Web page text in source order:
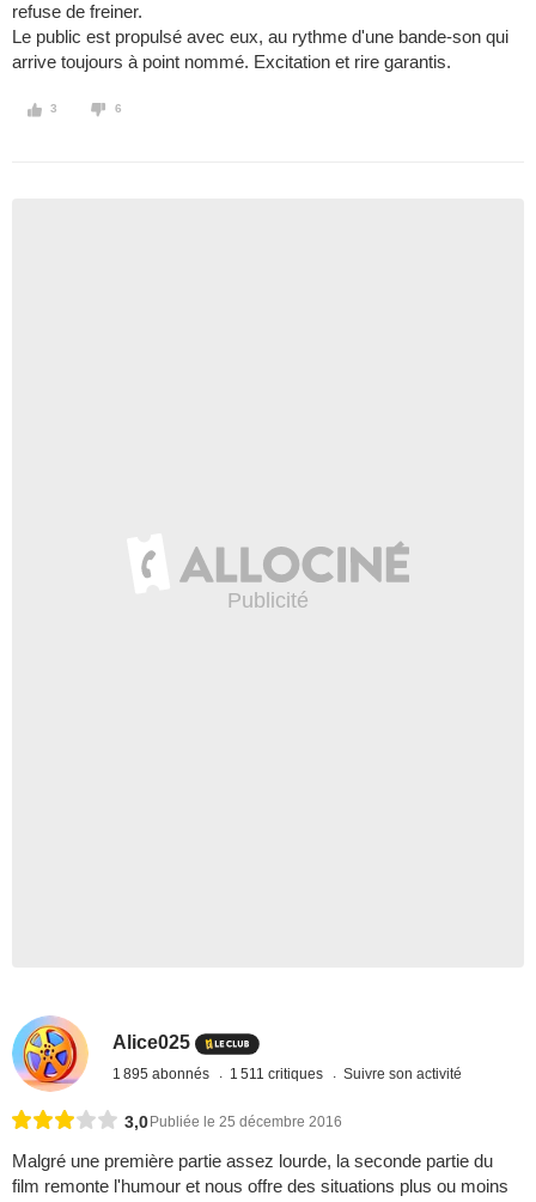
refuse de freiner.
Le public est propulsé avec eux, au rythme d'une bande-son qui
arrive toujours à point nommé. Excitation et rire garantis.
3 6
Alice025
1 895 abonnés 1 511 critiques Suivre son activité
3,0 Publiée le 25 décembre 2016
Malgré une première partie assez lourde, la seconde partie du
film remonte l'humour et nous offre des situations plus ou moins